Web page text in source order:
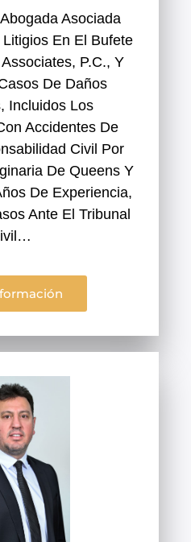
Asociada
En El Bufete
P.C., Y
De Daños
Incluidos Los
Accidentes De
Civil Por
De Queens Y
De Experiencia,
Ante El Tribunal